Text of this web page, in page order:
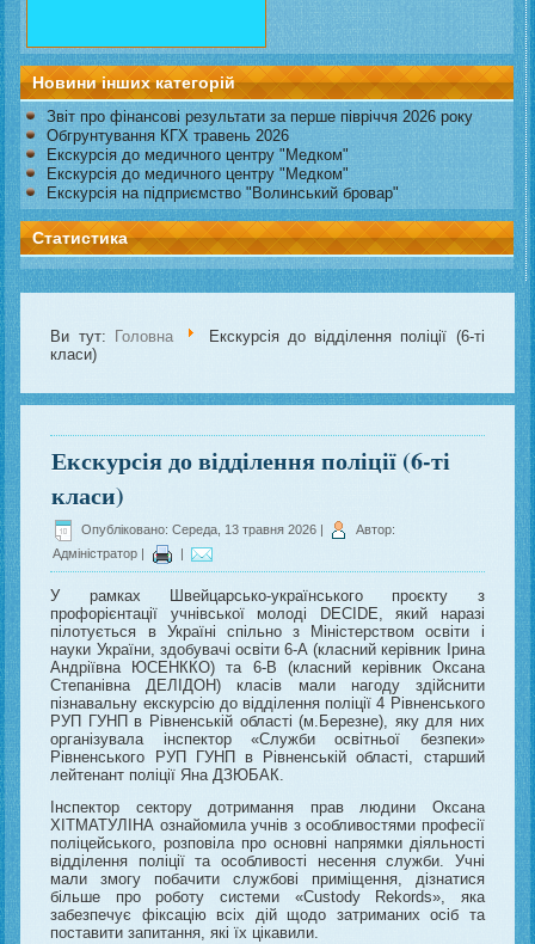
Новини інших категорій
Звіт про фінансові результати за перше півріччя 2026 року
Обгрунтування КГХ травень 2026
Екскурсія до медичного центру "Медком"
Екскурсія до медичного центру "Медком"
Екскурсія на підприємство "Волинський бровар"
Статистика
Ви тут: Головна
Екскурсія до відділення поліції (6-ті
класи)
Екскурсія до відділення поліції (6-ті
класи)
Опубліковано: Середа, 13 травня 2026 |
Автор:
Адміністратор
У рамках Швейцарсько-українського проєкту з
профорієнтації учнівської молоді DECIDE, який наразі
пілотується в Україні спільно з Міністерством освіти і
науки України, здобувачі освіти 6-А (класний керівник Ірина
Андріївна ЮСЕНККО) та 6-В (класний керівник Оксана
Степанівна ДЕЛІДОН) класів мали нагоду здійснити
пізнавальну екскурсію до відділення поліції 4 Рівненського
РУП ГУНП в Рівненській області (м.Березне), яку для них
організувала інспектор «Служби освітньої безпеки»
Рівненського РУП ГУНП в Рівненській області, старший
лейтенант поліції Яна ДЗЮБАК.
Інспектор сектору дотримання прав людини Оксана
ХІТМАТУЛІНА ознайомила учнів з особливостями професії
поліцейського, розповіла про основні напрямки діяльності
відділення поліції та особливості несення служби. Учні
мали змогу побачити службові приміщення, дізнатися
більше про роботу системи «Custody Rekords», яка
забезпечує фіксацію всіх дій щодо затриманих осіб та
поставити запитання, які їх цікавили.